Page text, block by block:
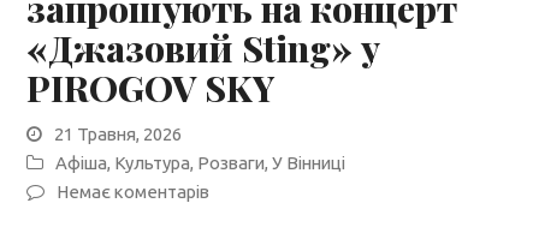
«Джазовий Sting» у
PIROGOV SKY
21 Травня, 2026
Афіша, Культура, Розваги,У Вінниці
Немає коментарів